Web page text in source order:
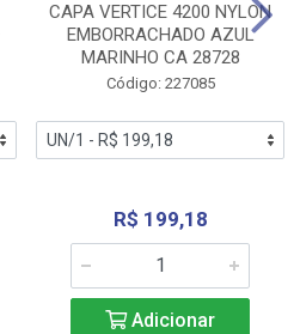
CAPA VERTICE 4200 NYLON
EMBORRACHADO AZUL
MARINHO CA 28728
Código: 227085
R$ 199,18
Adicionar